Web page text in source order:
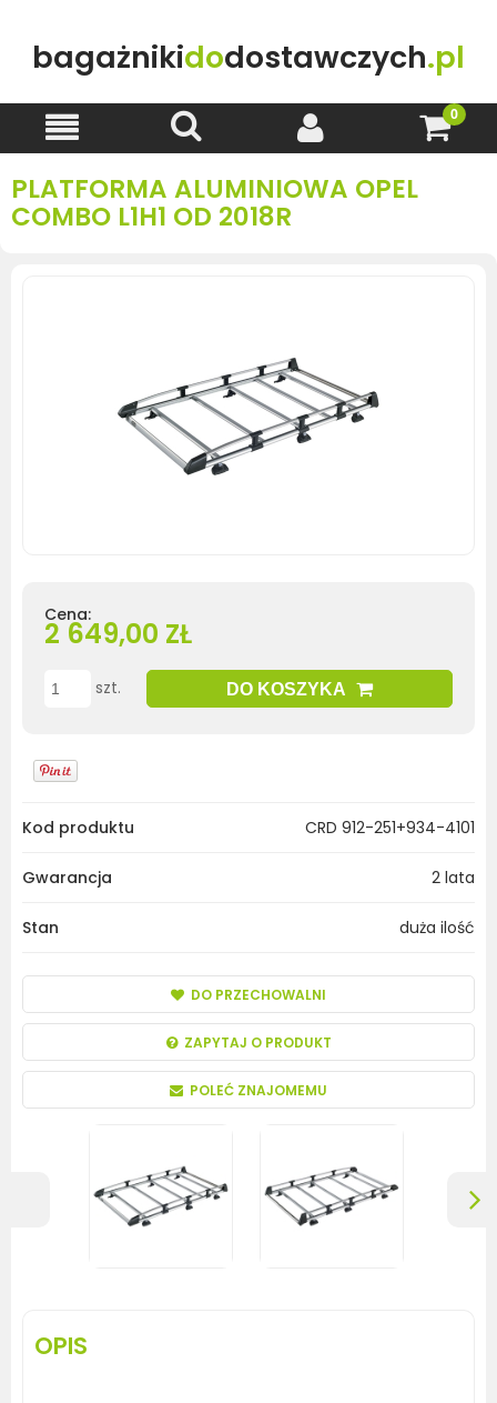
bagażnikidodostawczych.pl
PLATFORMA ALUMINIOWA OPEL
COMBO L1H1 OD 2018R
Kod produktu CRD 912-251+934-4101
Gwarancja 2 lata
Stan duża ilość
DO PRZECHOWALNI
ZAPYTAJ O PRODUKT
POLEĆ ZNAJOMEMU
Cena:
2 649,00 ZŁ
szt. DO KOSZYKA
OPIS